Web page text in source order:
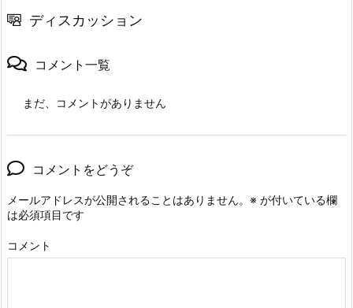
ディスカッション
コメント一覧
まだ、コメントがありません
コメントをどうぞ
メールアドレスが公開されることはありません。 ※ が付いている欄
は必須項目です
コメント